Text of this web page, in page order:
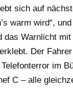
sich auf
warm wird“, und
das Warnlicht mit
Der
im
C – alle